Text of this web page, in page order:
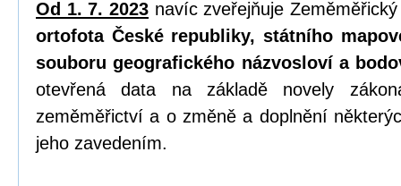
Od 1. 7. 2023 navíc zveřejňuje
ortofota České republiky, státního
souboru geografického názvosloví a
otevřená data na základě novely
zeměměřictví a o změně a doplnění
jeho zavedením.